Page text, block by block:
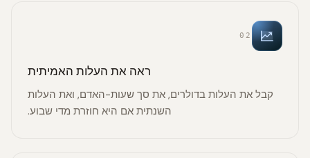
02
ראה את העלות האמיתית
קבל את העלות בדולרים, את סך שעות-האדם, ואת העלות
השנתית אם היא חוזרת מדי שבוע.